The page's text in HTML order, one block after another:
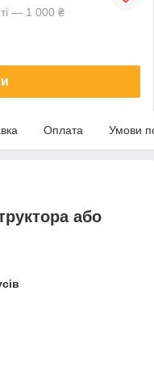
— 1 000 ₴
Оплата Умови
або